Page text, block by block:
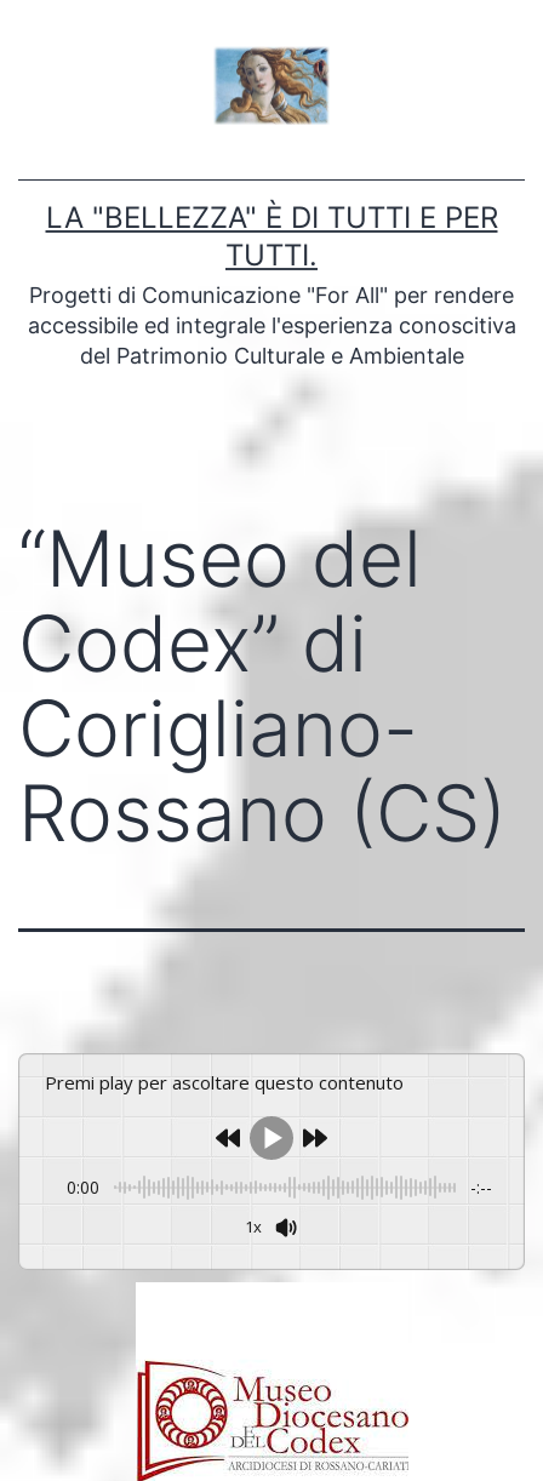
LA "BELLEZZA" È DI TUTTI E PER
TUTTI.
Progetti di Comunicazione "For All" per rendere
accessibile ed integrale l'esperienza conoscitiva
del Patrimonio Culturale e Ambientale
“Museo del
Codex” di
Corigliano-
Rossano (CS)
Premi play per ascoltare questo contenuto
0:00 -:--
1x
GSpeech